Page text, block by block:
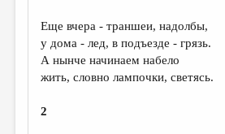
Еще вчера - траншеи, надолбы,
у дома - лед, в подъезде - грязь.
А нынче начинаем набело
жить, словно лампочки, светясь.
2